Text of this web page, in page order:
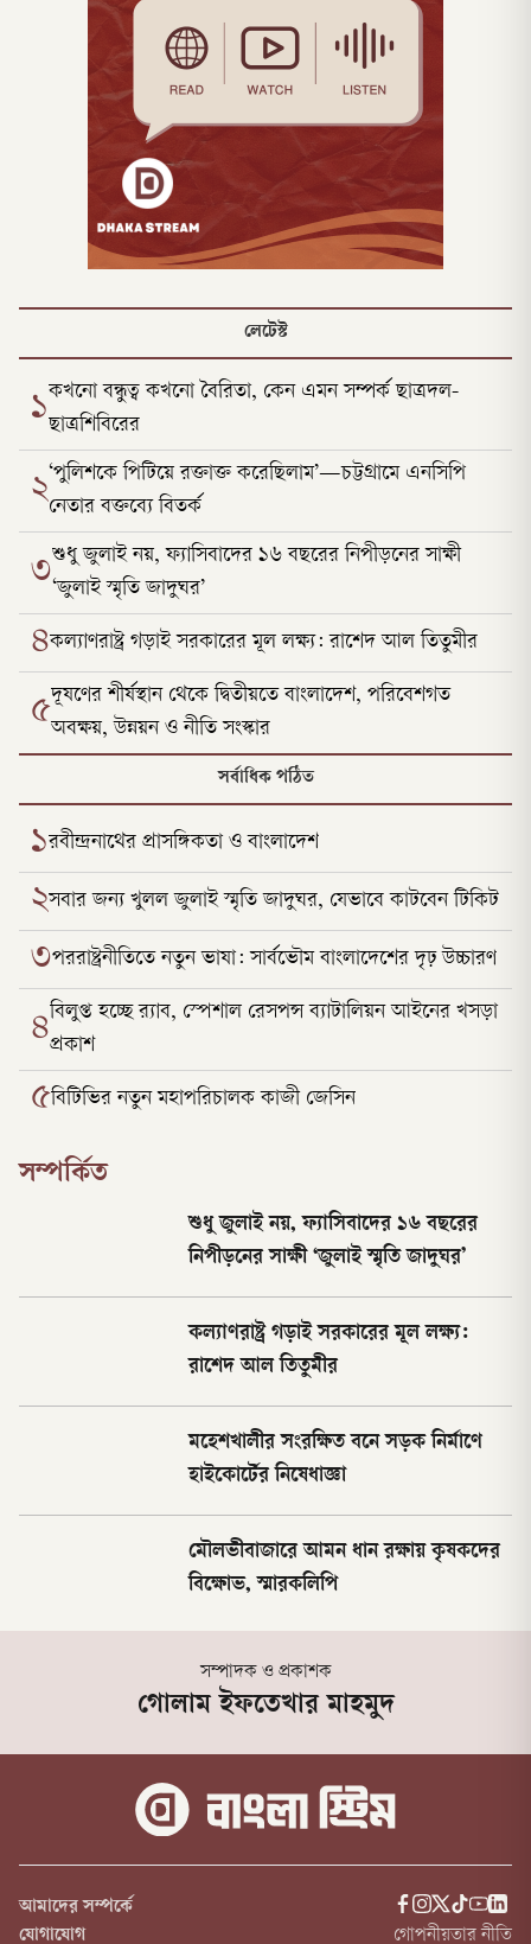
লেটেস্ট
১কখনো বন্ধুত্ব কখনো বৈরিতা, কেন এমন সম্পর্ক ছাত্রদল-
ছাত্রশিবিরের
২‘পুলিশকে পিটিয়ে রক্তাক্ত করেছিলাম’—চট্টগ্রামে এনসিপি
নেতার বক্তব্যে বিতর্ক
৩শুধু জুলাই নয়, ফ্যাসিবাদের ১৬ বছরের নিপীড়নের সাক্ষী
‘জুলাই স্মৃতি জাদুঘর’
৪কল্যাণরাষ্ট্র গড়াই সরকারের মূল লক্ষ্য: রাশেদ আল তিতুমীর
৫দূষণের শীর্ষস্থান থেকে দ্বিতীয়তে বাংলাদেশ, পরিবেশগত
অবক্ষয়, উন্নয়ন ও নীতি সংস্কার
সর্বাধিক পঠিত
১রবীন্দ্রনাথের প্রাসঙ্গিকতা ও বাংলাদেশ
২সবার জন্য খুলল জুলাই স্মৃতি জাদুঘর, যেভাবে কাটবেন টিকিট
৩পররাষ্ট্রনীতিতে নতুন ভাষা: সার্বভৌম বাংলাদেশের দৃঢ় উচ্চারণ
৪বিলুপ্ত হচ্ছে র‍্যাব, স্পেশাল রেসপন্স ব্যাটালিয়ন আইনের খসড়া
প্রকাশ
৫বিটিভির নতুন মহাপরিচালক কাজী জেসিন
সম্পর্কিত
শুধু জুলাই নয়, ফ্যাসিবাদের ১৬ বছরের
নিপীড়নের সাক্ষী ‘জুলাই স্মৃতি জাদুঘর’
কল্যাণরাষ্ট্র গড়াই সরকারের মূল লক্ষ্য:
রাশেদ আল তিতুমীর
মহেশখালীর সংরক্ষিত বনে সড়ক নির্মাণে
হাইকোর্টের নিষেধাজ্ঞা
মৌলভীবাজারে আমন ধান রক্ষায় কৃষকদের
বিক্ষোভ, স্মারকলিপি
সম্পাদক ও প্রকাশক
গোলাম ইফতেখার মাহমুদ
গোপনীয়তার নীতি
আমাদের সম্পর্কে
যোগাযোগ